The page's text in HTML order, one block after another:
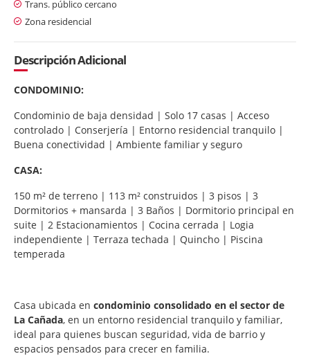
Trans. público cercano
Zona residencial
Descripción Adicional
CONDOMINIO:
Condominio de baja densidad | Solo 17 casas | Acceso
controlado | Conserjería | Entorno residencial tranquilo |
Buena conectividad | Ambiente familiar y seguro
CASA:
150 m² de terreno | 113 m² construidos | 3 pisos | 3
Dormitorios + mansarda | 3 Baños | Dormitorio principal en
suite | 2 Estacionamientos | Cocina cerrada | Logia
independiente | Terraza techada | Quincho | Piscina
temperada
Casa ubicada en condominio consolidado en el sector de
La Cañada, en un entorno residencial tranquilo y familiar,
ideal para quienes buscan seguridad, vida de barrio y
espacios pensados para crecer en familia.